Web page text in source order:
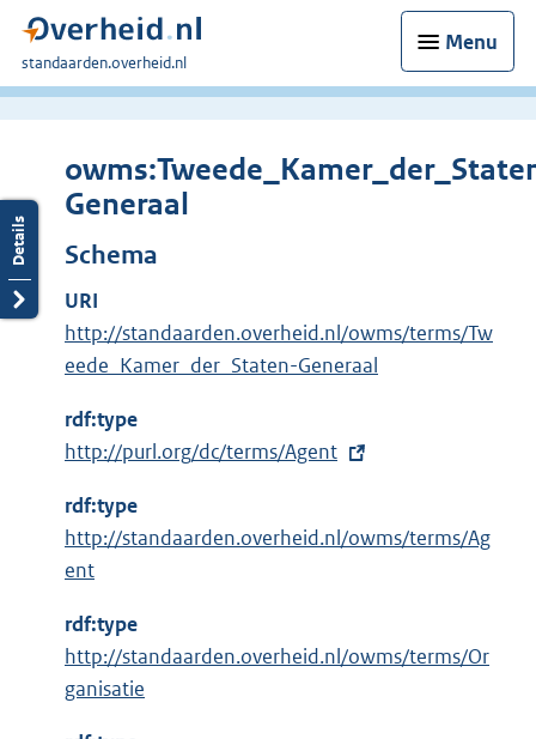
Menu
U
bent
standaarden.overheid.nl
Generaal
Schema
URI
http://standaarden.overheid.nl/owms/terms/Tw
eede_Kamer_der_Staten-Generaal
rdf:type
E
t
e
r
e
http://purl.org/dc/terms/Agent
rdf:type
http://standaarden.overheid.nl/owms/terms/Ag
ent
rdf:type
http://standaarden.overheid.nl/owms/terms/Or
ganisatie